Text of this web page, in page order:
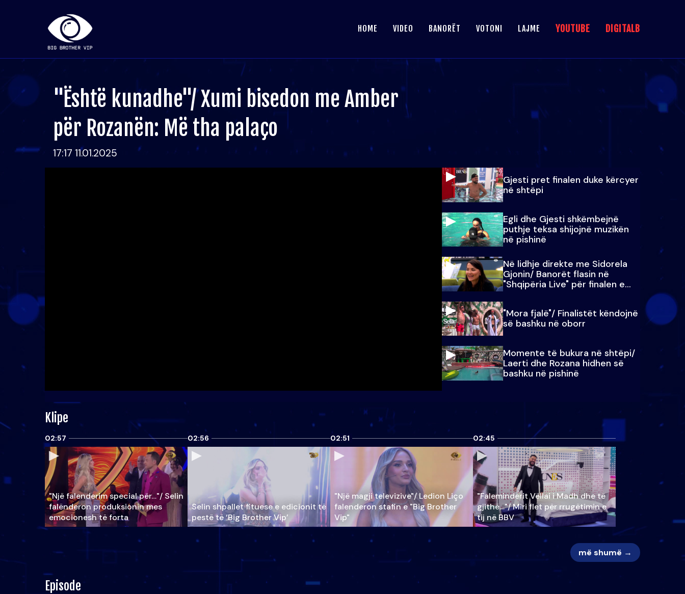
HOME VIDEO BANORËT VOTONI LAJME YOUTUBE DIGITALB
"Është kunadhe"/ Xumi bisedon me Amber
për Rozanën: Më tha palaço
17:17 11.01.2025
Gjesti pret finalen duke kërcyer
në shtëpi
Egli dhe Gjesti shkëmbejnë
puthje teksa shijojnë muzikën
në pishinë
Në lidhje direkte me Sidorela
Gjonin/ Banorët flasin në
"Shqipëria Live" për finalen e
madhe
"Mora fjalë"/ Finalistët këndojnë
së bashku në oborr
Momente të bukura në shtëpi/
Laerti dhe Rozana hidhen së
bashku në pishinë
Klipe
02:57
"Një falenderim special për…"/ Selin
falënderon produksionin mes
emocionesh të forta
02:56
Selin shpallet fituese e edicionit të
pestë të ‘Big Brother Vip’
02:51
"Një magji televizive"/ Ledion Liço
falenderon stafin e "Big Brother
Vip"
02:45
"Faleminderit Vëllai i Madh dhe të
gjithë…"/ Miri flet për rrugëtimin e
tij në BBV
më shumë →
Episode